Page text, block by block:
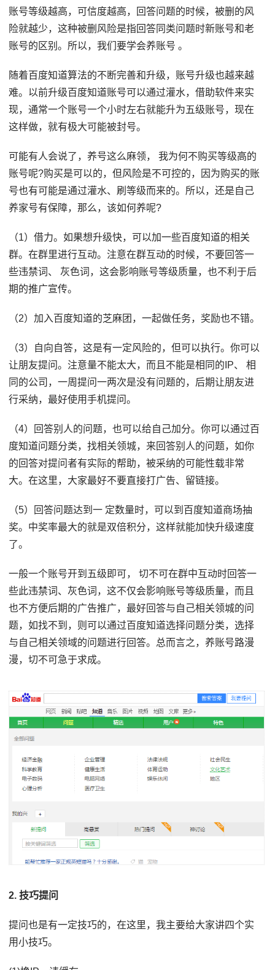
账号等级越高，可信度越高，回答问题的时候，被删的风
险就越少，这种被删风险是指回答同类问题时新账号和老
账号的区别。所以，我们要学会养账号 。
随着百度知道算法的不断完善和升级，账号升级也越来越
难。以前升级百度知道账号可以通过灌水，借助软件来实
现，通常一个账号一个小时左右就能升为五级账号，现在
这样做，就有极大可能被封号。
可能有人会说了，养号这么麻领， 我为何不购买等级高的
账号呢?购买是可以的，但风险是不可控的，因为购买的账
号也有可能是通过灌水、刷等级而来的。所以，还是自己
养家号有保障，那么，该如何养呢?
（1）借力。如果想升级快，可以加一些百度知道的相关
群。在群里进行互动。注意在群互动的时候，不要回答一
些违禁词、 灰色词，这会影响账号等级质量，也不利于后
期的推广宣传。
（2）加入百度知道的芝麻团，一起做任务，奖励也不错。
（3）自向自答，这是有一定风险的，但可以执行。你可以
让朋友提问。注意量不能太大，而且不能是相同的IP、 相
同的公司，一周提问一两次是没有问题的，后期让朋友进
行采纳，最好使用手机提问。
（4）回答别人的问题，也可以给自己加分。你可以通过百
度知道问题分类，找相关领城，来回答别人的问题，如你
的回答对提问者有实际的帮助，被采纳的可能性载非常
大。在这里，大家最好不要直接打广告、留链接。
（5）回答问题达到一 定数量时，可以到百度知道商场抽
奖。中奖率最大的就是双倍积分，这样就能加快升级速度
了。
一般一个账号开到五级即可， 切不可在群中互动时回答一
些此违禁词、灰色词，这不仅会影响账号等级质量，而且
也不方便后期的广告推广，最好回答与自己相关领城的问
题，如找不到，则可以通过百度知道选择问题分类，选择
与自己相关领域的问题进行回答。总而言之，养账号路漫
漫，切不可急于求成。
2. 技巧提问
提问也是有一定技巧的，在这里，我主要给大家讲四个实
用小技巧。